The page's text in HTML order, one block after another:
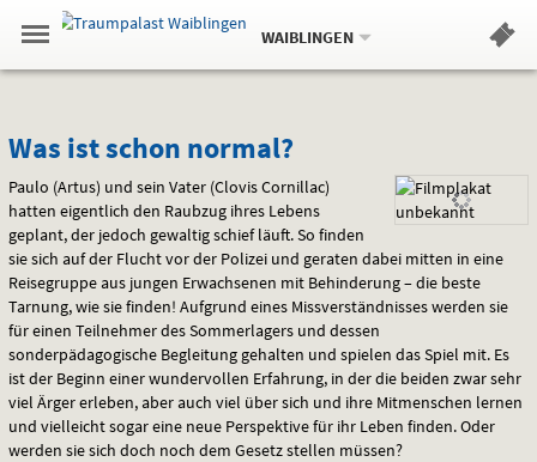
Springe
zum
,zum
.
Navigation
Gehe
zur
Standortauswahl
Standort:
WAIBLINGEN.
Hinweis
Was
ist
schon
normal?
Was ist schon normal?
Paulo (Artus) und sein Vater (Clovis Cornillac)
hatten eigentlich den Raubzug ihres Lebens
geplant, der jedoch gewaltig schief läuft. So finden
sie sich auf der Flucht vor der Polizei und geraten dabei mitten in eine
Reisegruppe aus jungen Erwachsenen mit Behinderung – die beste
Tarnung, wie sie finden! Aufgrund eines Missverständnisses werden sie
für einen Teilnehmer des Sommerlagers und dessen
sonderpädagogische Begleitung gehalten und spielen das Spiel mit. Es
ist der Beginn einer wundervollen Erfahrung, in der die beiden zwar sehr
viel Ärger erleben, aber auch viel über sich und ihre Mitmenschen lernen
und vielleicht sogar eine neue Perspektive für ihr Leben finden. Oder
werden sie sich doch noch dem Gesetz stellen müssen?